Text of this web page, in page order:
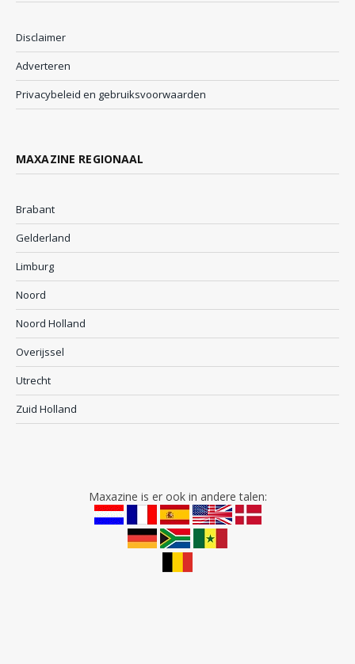
Disclaimer
Adverteren
Privacybeleid en gebruiksvoorwaarden
MAXAZINE REGIONAAL
Brabant
Gelderland
Limburg
Noord
Noord Holland
Overijssel
Utrecht
Zuid Holland
Maxazine is er ook in andere talen: